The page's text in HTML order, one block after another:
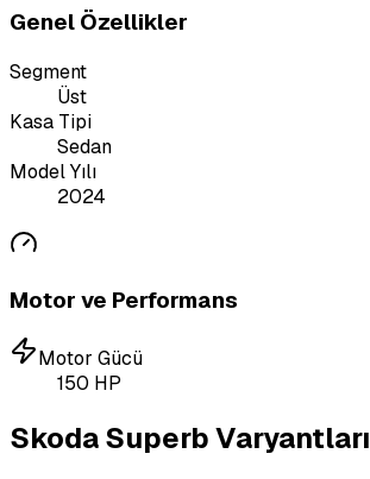
Genel Özellikler
Segment
Üst
Kasa Tipi
Sedan
Model Yılı
2024
Motor ve Performans
Motor Gücü
150 HP
Skoda Superb Varyantları